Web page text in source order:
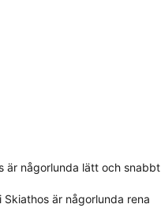
är någorlunda lätt och snabbt
är någorlunda rena